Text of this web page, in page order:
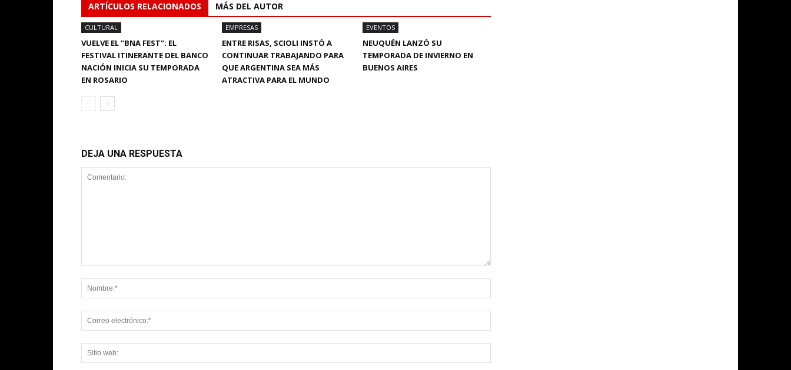
ARTÍCULOS RELACIONADOS MÁS DEL AUTOR
CULTURAL
VUELVE EL “BNA FEST”: EL
FESTIVAL ITINERANTE DEL BANCO
NACIÓN INICIA SU TEMPORADA
EN ROSARIO
EMPRESAS
ENTRE RISAS, SCIOLI INSTÓ A
CONTINUAR TRABAJANDO PARA
QUE ARGENTINA SEA MÁS
ATRACTIVA PARA EL MUNDO
EVENTOS
NEUQUÉN LANZÓ SU
TEMPORADA DE INVIERNO EN
BUENOS AIRES
DEJA UNA RESPUESTA